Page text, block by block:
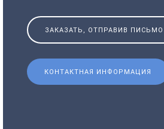
ЗАКАЗАТЬ, ОТПРАВИВ ПИСЬМО
КОНТАКТНАЯ ИНФОРМАЦИЯ